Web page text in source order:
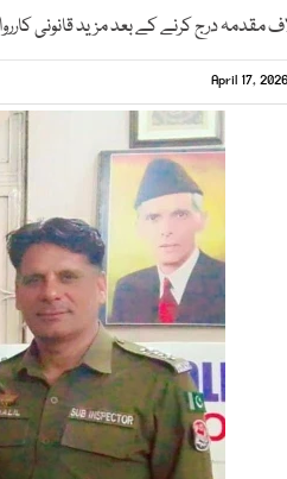
مقدمہ درج کرنے کے بعد مزید قانونی
April 17, 2026